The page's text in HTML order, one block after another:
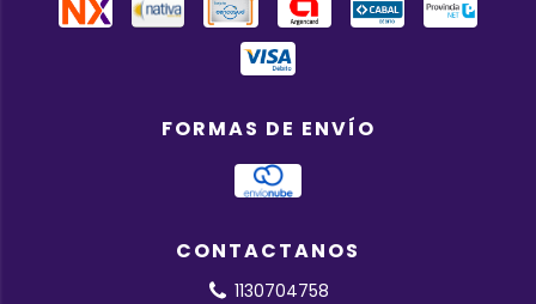
FORMAS DE ENVÍO
CONTACTANOS
1130704758